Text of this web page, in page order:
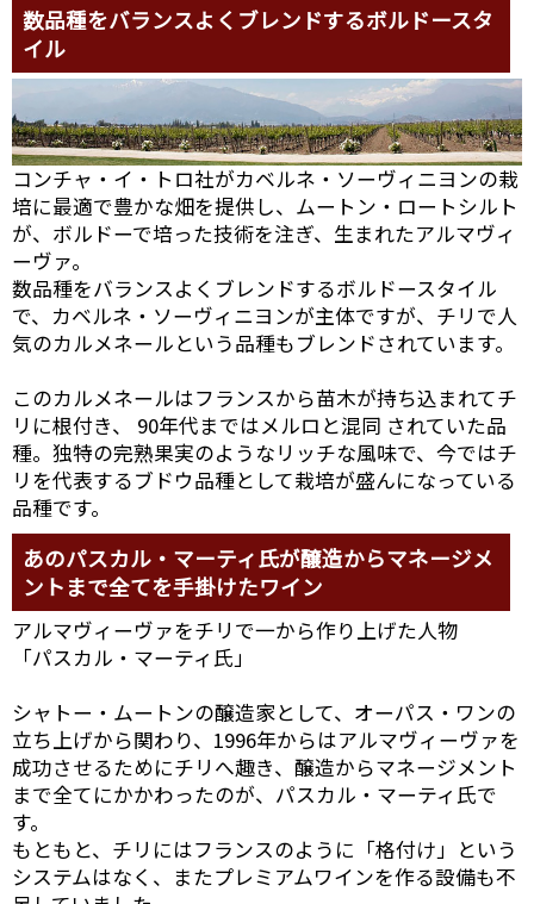
数品種をバランスよくブレンドするボルドースタ
イル
コンチャ・イ・トロ社がカベルネ・ソーヴィニヨンの栽
培に最適で豊かな畑を提供し、ムートン・ロートシルト
が、ボルドーで培った技術を注ぎ、生まれたアルマヴィ
ーヴァ。
数品種をバランスよくブレンドするボルドースタイル
で、カベルネ・ソーヴィニヨンが主体ですが、チリで人
気のカルメネールという品種もブレンドされています。
このカルメネールはフランスから苗木が持ち込まれてチ
リに根付き、 90年代まではメルロと混同 されていた品
種。独特の完熟果実のようなリッチな風味で、今ではチ
リを代表するブドウ品種として栽培が盛んになっている
品種です。
あのパスカル・マーティ氏が醸造からマネージメ
ントまで全てを手掛けたワイン
アルマヴィーヴァをチリで一から作り上げた人物
「パスカル・マーティ氏」
シャトー・ムートンの醸造家として、オーパス・ワンの
立ち上げから関わり、1996年からはアルマヴィーヴァを
成功させるためにチリへ趣き、醸造からマネージメント
まで全てにかかわったのが、パスカル・マーティ氏で
す。
もともと、チリにはフランスのように「格付け」という
システムはなく、またプレミアムワインを作る設備も不